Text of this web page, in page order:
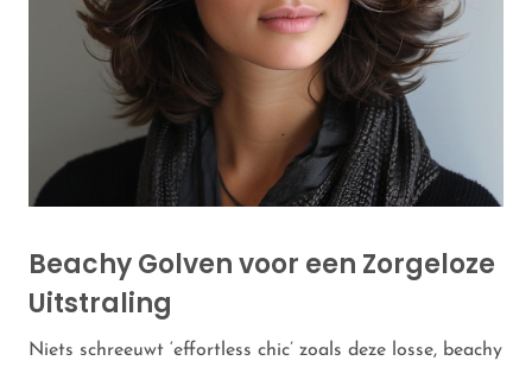
Beachy Golven voor een Zorgeloze
Uitstraling
Niets schreeuwt ‘effortless chic’ zoals deze losse, beachy